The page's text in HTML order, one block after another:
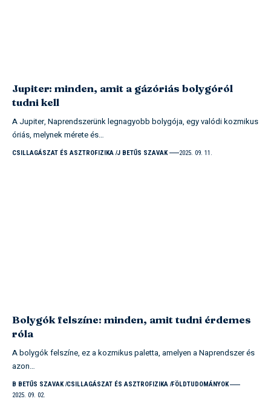
Jupiter: minden, amit a gázóriás bolygóról
tudni kell
A Jupiter, Naprendszerünk legnagyobb bolygója, egy valódi kozmikus
óriás, melynek mérete és…
CSILLAGÁSZAT ÉS ASZTROFIZIKA J BETŰS SZAVAK 2025. 09. 11.
Bolygók felszíne: minden, amit tudni érdemes
róla
A bolygók felszíne, ez a kozmikus paletta, amelyen a Naprendszer és
azon…
B BETŰS SZAVAK CSILLAGÁSZAT ÉS ASZTROFIZIKA FÖLDTUDOMÁNYOK
2025. 09. 02.